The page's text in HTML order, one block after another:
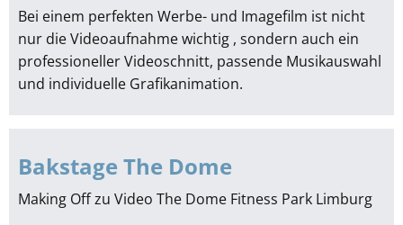
Bei einem perfekten Werbe- und Imagefilm ist nicht
nur die Videoaufnahme wichtig , sondern auch ein
professioneller Videoschnitt, passende Musikauswahl
und individuelle Grafikanimation.
Bakstage The Dome
Making Off zu Video The Dome Fitness Park Limburg